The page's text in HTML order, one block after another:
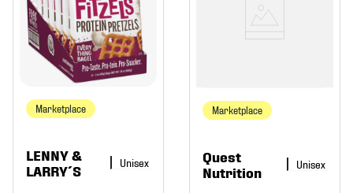
Marketplace
LENNY &
LARRY´S
Marketplace
Quest
Nutrition